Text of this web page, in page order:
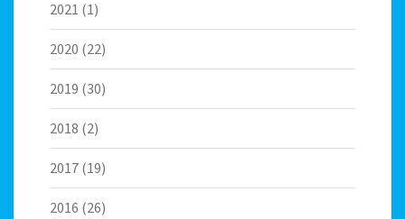
2021 (1)
2020 (22)
2019 (30)
2018 (2)
2017 (19)
2016 (26)